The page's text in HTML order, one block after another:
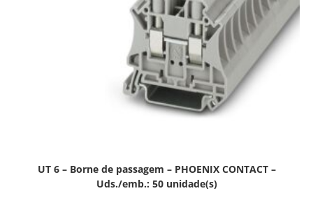
UT 6 – Borne de passagem – PHOENIX CONTACT –
Uds./emb.: 50 unidade(s)